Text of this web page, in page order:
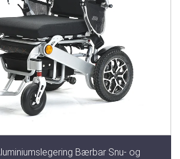
Bærbar Snu- og